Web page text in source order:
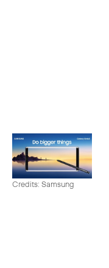
Credits: Samsung